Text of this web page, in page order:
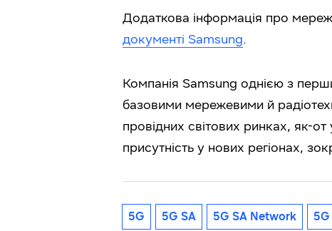
Додаткова інформація про
документі Samsung.
Компанія Samsung однією з
базовими мережевими й
провідних світових ринках, як-
присутність у нових регіонах,
5G 5G SA 5G SA Network